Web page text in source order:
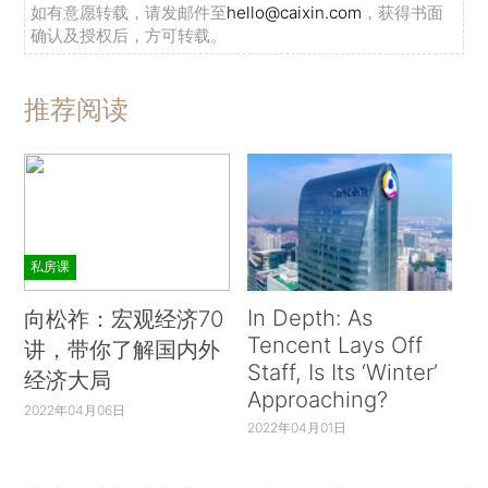
如有意愿转载，请发邮件至hello@caixin.com ，获得书面
确认及授权后，方可转载。
推荐阅读
私房课
向松祚：宏观经济70
讲，带你了解国内外
经济大局
2022年04月06日
In Depth: As
Tencent Lays Off
Staff, Is Its ‘Winter’
Approaching?
2022年04月01日